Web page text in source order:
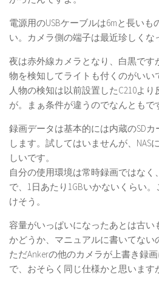
電源用のUSBケーブルは6mと長い
い。カメラ側の端子は最近珍しくな
夜は赤外線カメラとなり、白黒です
物を検知してライトも付くのがいい
人物の検知は以前設置したC210よ
が。まぁ条件が違うのでなんともで
録画データは基本的には内蔵のSDカ
します。試してはいませんが、NAS
しいです。
自分の使用環境は常時録画ではな
で、1日あたり1GBいかないくらい
けそう。
容量がいっぱいになったあとは古い
かどうか、マニュアルに書いてない
ただAnkerの他のカメラが上書き録
で、おそらく同じ仕様かと思います